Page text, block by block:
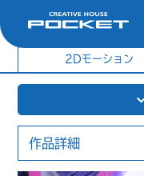
社内制作イラスト
2Dモーション
作品詳細